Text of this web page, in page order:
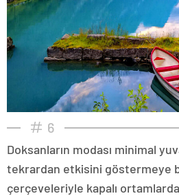
6
Doksanların modası minimal
tekrardan etkisini göstermeye
çerçeveleriyle kapalı